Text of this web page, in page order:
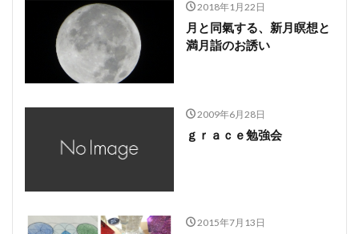
2018年1月22日
月と同氣する、新月瞑想と
満月詣のお誘い
2009年6月28日
ｇｒａｃｅ勉強会
2015年7月13日